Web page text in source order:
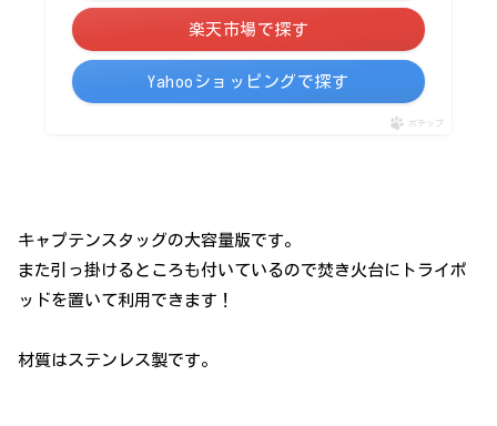
楽天市場で探す
Yahooショッピングで探す
ポチップ
キャプテンスタッグの大容量版です。
また引っ掛けるところも付いているので焚き火台にトライポ
ッドを置いて利用できます！
材質はステンレス製です。